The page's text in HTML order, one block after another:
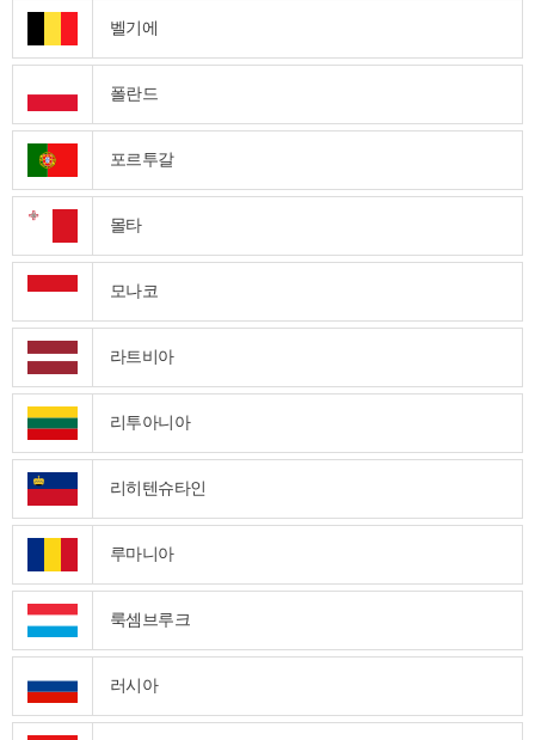
벨기에
폴란드
포르투갈
몰타
모나코
라트비아
리투아니아
리히텐슈타인
루마니아
룩셈브루크
러시아